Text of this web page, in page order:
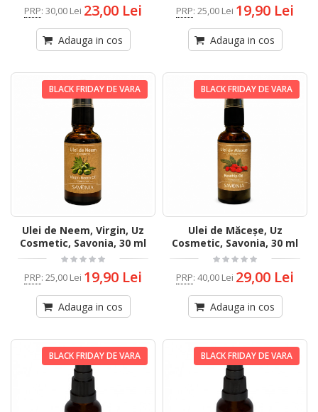
PRP: 30,00 Lei 23,00 Lei
Adauga in cos
PRP: 25,00 Lei 19,90 Lei
Adauga in cos
BLACK FRIDAY DE VARA
Ulei de Neem, Virgin, Uz
Cosmetic, Savonia, 30 ml
PRP: 25,00 Lei 19,90 Lei
Adauga in cos
BLACK FRIDAY DE VARA
Ulei de Măceșe, Uz
Cosmetic, Savonia, 30 ml
PRP: 40,00 Lei 29,00 Lei
Adauga in cos
BLACK FRIDAY DE VARA BLACK FRIDAY DE VARA